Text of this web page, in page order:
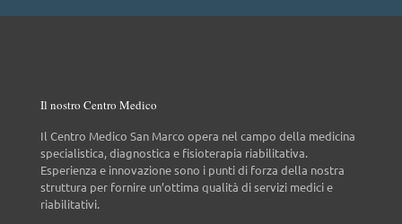
Il nostro Centro Medico
Il Centro Medico San Marco opera nel campo della medicina
specialistica, diagnostica e fisioterapia riabilitativa.
Esperienza e innovazione sono i punti di forza della nostra
struttura per fornire un’ottima qualità di servizi medici e
riabilitativi.